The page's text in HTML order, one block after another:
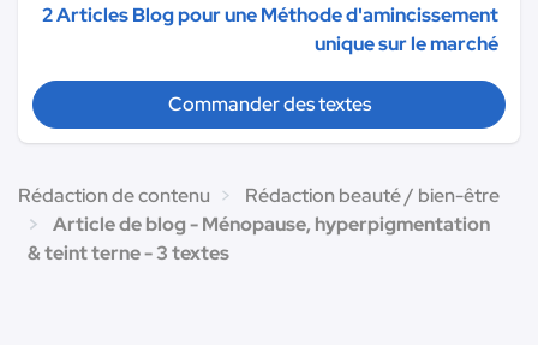
2 Articles Blog pour une Méthode d'amincissement
unique sur le marché
Commander des textes
Rédaction de contenu
Rédaction beauté / bien-être
Article de blog - Ménopause, hyperpigmentation
& teint terne - 3 textes